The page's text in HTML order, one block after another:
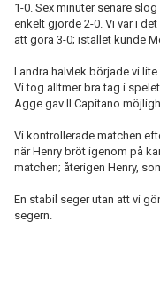
1-0. Sex minuter senare
enkelt gjorde 2-0. Vi var i
att göra 3-0; istället kunde
I andra halvlek började vi
Vi tog alltmer bra tag i
Agge gav Il Capitano
Vi kontrollerade matchen
när Henry bröt igenom på
matchen; återigen Henry,
En stabil seger utan att vi
segern.